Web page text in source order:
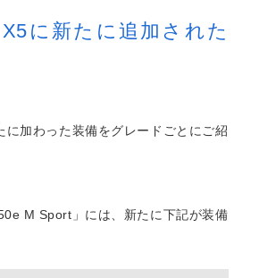
に新たに追加された
に加わった装備をグレードごとにご紹
M Sport」には、新たに下記が装備